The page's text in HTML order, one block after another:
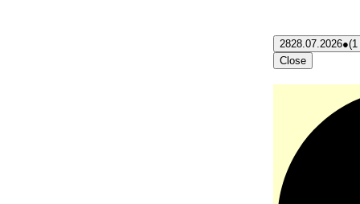
2828.07.2026●(1
Close